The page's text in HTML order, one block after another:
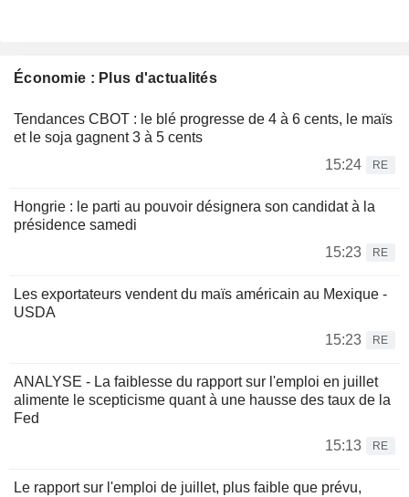
Économie : Plus d'actualités
Tendances CBOT : le blé progresse de 4 à 6 cents, le maïs
et le soja gagnent 3 à 5 cents
15:24
RE
Hongrie : le parti au pouvoir désignera son candidat à la
présidence samedi
15:23
RE
Les exportateurs vendent du maïs américain au Mexique -
USDA
15:23
RE
ANALYSE - La faiblesse du rapport sur l'emploi en juillet
alimente le scepticisme quant à une hausse des taux de la
Fed
15:13
RE
Le rapport sur l'emploi de juillet, plus faible que prévu,